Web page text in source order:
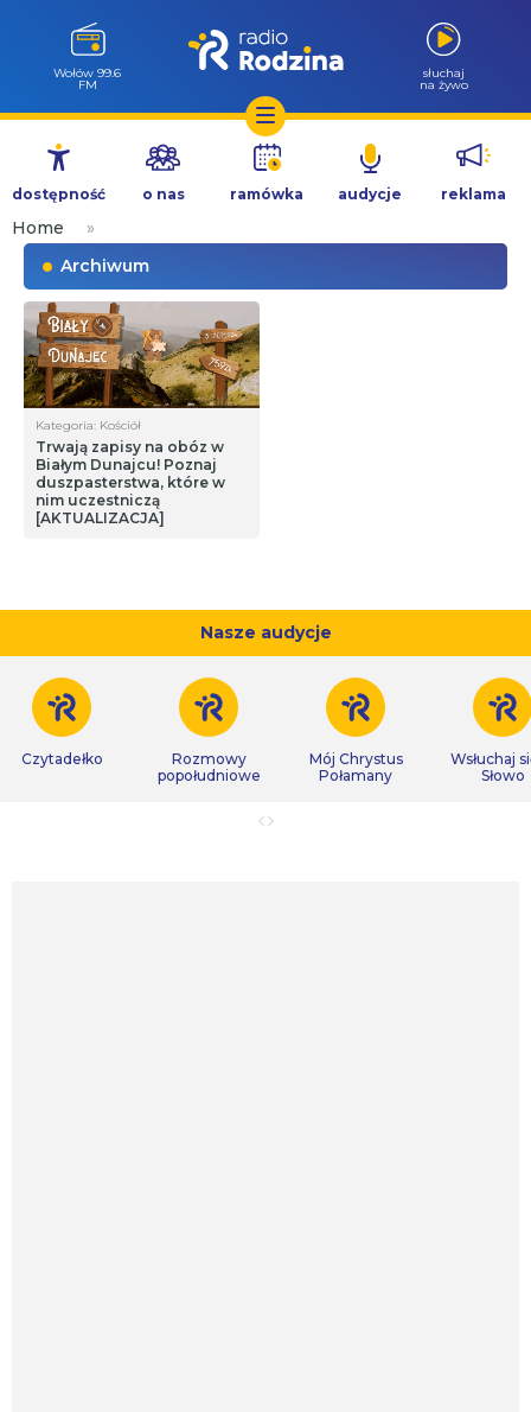
Przejdź
treści
Wołów 99.6
FM
słuchaj
na żywo
dostępność o nas ramówka audycje reklama
Home
»
Archiwum
Kategoria: Kościół
Trwają zapisy na obóz w
Białym Dunajcu! Poznaj
duszpasterstwa, które w
nim uczestniczą
[AKTUALIZACJA]
Nasze audycje
Czytadełko
Rozmowy
popołudniowe
Mój Chrystus
Połamany
Wsłuchaj
Słowo